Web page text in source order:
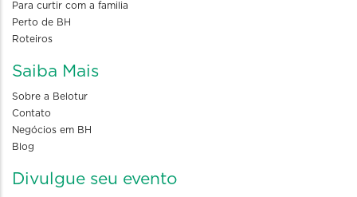
Para curtir com a familia
Perto de BH
Roteiros
Saiba Mais
Sobre a Belotur
Contato
Negócios em BH
Blog
Divulgue seu evento